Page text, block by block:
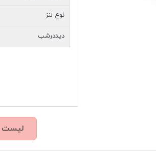
نوع لنز
دیددرشب
لیست